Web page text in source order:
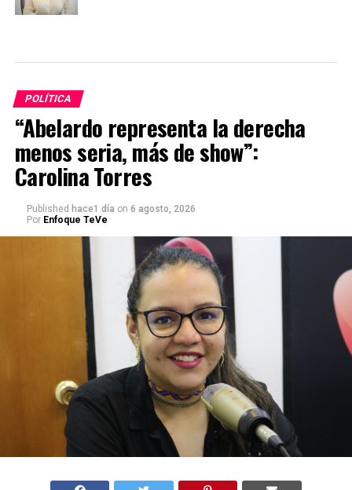
POLÍTICA
“Abelardo representa la derecha
menos seria, más de show”:
Carolina Torres
Published hace1 día on 6 agosto, 2026
Por Enfoque TeVe